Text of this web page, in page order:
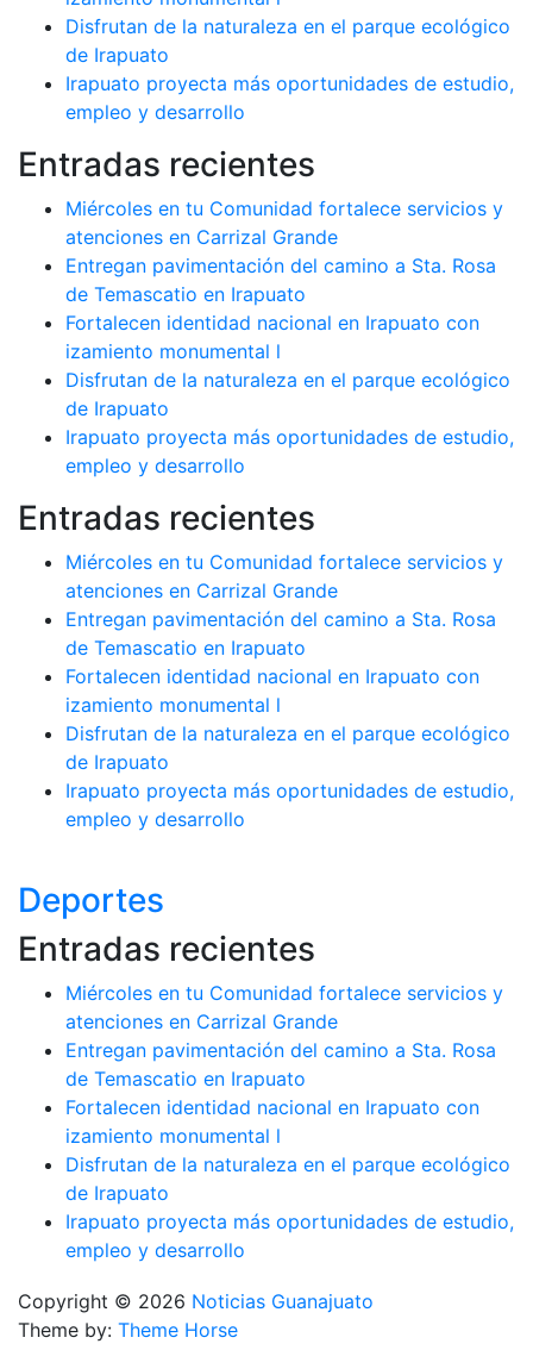
Disfrutan de la naturaleza en el parque ecológico
de Irapuato
Irapuato proyecta más oportunidades de estudio,
empleo y desarrollo
Entradas recientes
Miércoles en tu Comunidad fortalece servicios y
atenciones en Carrizal Grande
Entregan pavimentación del camino a Sta. Rosa
de Temascatio en Irapuato
Fortalecen identidad nacional en Irapuato con
izamiento monumental l
Disfrutan de la naturaleza en el parque ecológico
de Irapuato
Irapuato proyecta más oportunidades de estudio,
empleo y desarrollo
Entradas recientes
Miércoles en tu Comunidad fortalece servicios y
atenciones en Carrizal Grande
Entregan pavimentación del camino a Sta. Rosa
de Temascatio en Irapuato
Fortalecen identidad nacional en Irapuato con
izamiento monumental l
Disfrutan de la naturaleza en el parque ecológico
de Irapuato
Irapuato proyecta más oportunidades de estudio,
empleo y desarrollo
Deportes
Entradas recientes
Miércoles en tu Comunidad fortalece servicios y
atenciones en Carrizal Grande
Entregan pavimentación del camino a Sta. Rosa
de Temascatio en Irapuato
Fortalecen identidad nacional en Irapuato con
izamiento monumental l
Disfrutan de la naturaleza en el parque ecológico
de Irapuato
Irapuato proyecta más oportunidades de estudio,
empleo y desarrollo
Copyright © 2026 Noticias Guanajuato
Theme by: Theme Horse